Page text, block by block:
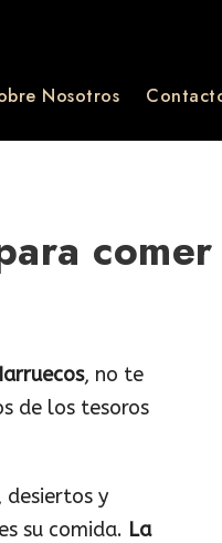
Nosotros
comer
, no te
de los tesoros
desiertos y
su comida. La